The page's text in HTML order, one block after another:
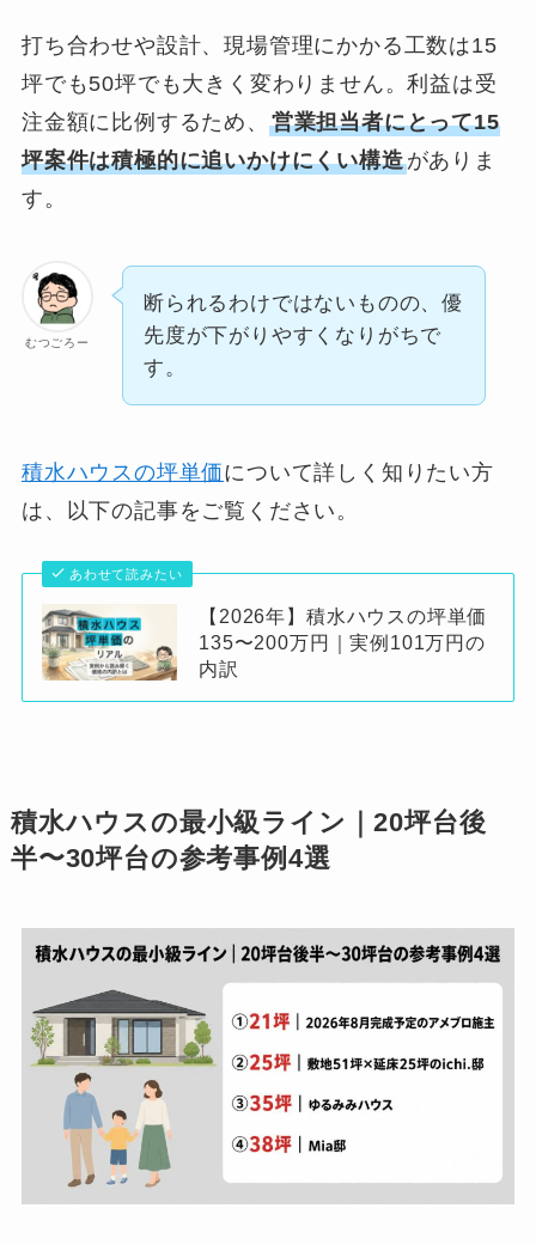
打ち合わせや設計、現場管理にかかる工数は15
坪でも50坪でも大きく変わりません。利益は受
注金額に比例するため、 営業担当者にとって15
坪案件は積極的に追いかけにくい構造がありま
す。
むつごろー
断られるわけではないものの、優
先度が下がりやすくなりがちで
す。
積水ハウスの坪単価について詳しく知りたい方
は、以下の記事をご覧ください。
あわせて読みたい
【2026年】積水ハウスの坪単価
135〜200万円｜実例101万円の
内訳
積水ハウスの最小級ライン｜20坪台後
半〜30坪台の参考事例4選